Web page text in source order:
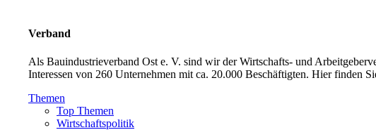
Verband
Als Bauindustrieverband Ost e. V. sind wir der Wirtschafts- und
Interessen von 260 Unternehmen mit ca. 20.000 Beschäftigten. Hier finden
Themen
Top Themen
Wirtschaftspolitik